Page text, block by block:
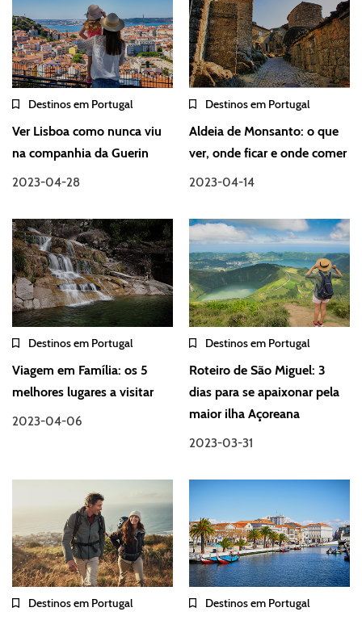
Destinos em Portugal
Ver Lisboa como nunca viu
na companhia da Guerin
2023-04-28
Destinos em Portugal
Aldeia de Monsanto: o que
ver, onde ficar e onde comer
2023-04-14
Destinos em Portugal
Viagem em Família: os 5
melhores lugares a visitar
2023-04-06
Destinos em Portugal
Roteiro de São Miguel: 3
dias para se apaixonar pela
maior ilha Açoreana
2023-03-31
Destinos em Portugal Destinos em Portugal